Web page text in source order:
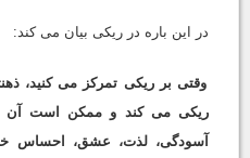
در این باره در ریکی بیان می کند:
وقتی بر ریکی تمرکز می کنید،
ریکی می کند و ممکن است آن
آسودگی، لذت، عشق، احساس